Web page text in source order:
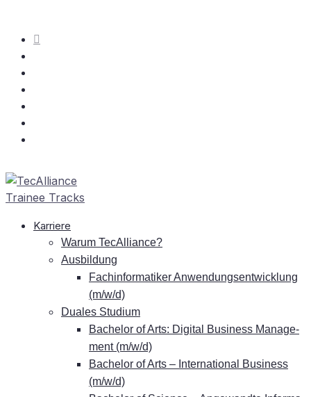
Kar­rie­re
War­um TecAlliance?
Aus­bil­dung
Fach­in­for­ma­ti­ker An­wen­dungs­ent­wick­lung
(m/w/d)
Dua­les Studium
Ba­che­lor of Arts: Di­gi­tal Busi­ness Ma­nage­
ment (m/w/d)
Ba­che­lor of Arts – In­ter­na­tio­nal Busi­ness
(m/w/d)